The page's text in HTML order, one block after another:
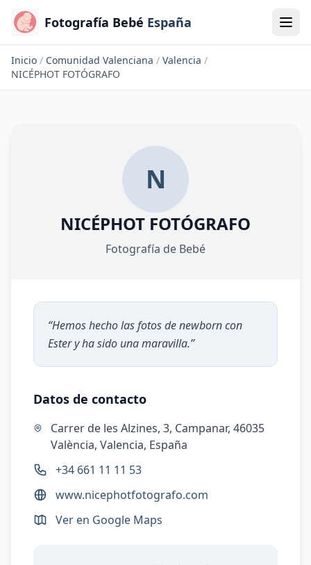
Fotografía Bebé España
Inicio / Comunidad Valenciana / Valencia /
NICÉPHOT FOTÓGRAFO
N
NICÉPHOT FOTÓGRAFO
Fotografía de Bebé
“Hemos hecho las fotos de newborn con
Ester y ha sido una maravilla.”
Datos de contacto
Carrer de les Alzines, 3, Campanar, 46035
València, Valencia, España
+34 661 11 11 53
www.nicephotfotografo.com
Ver en Google Maps